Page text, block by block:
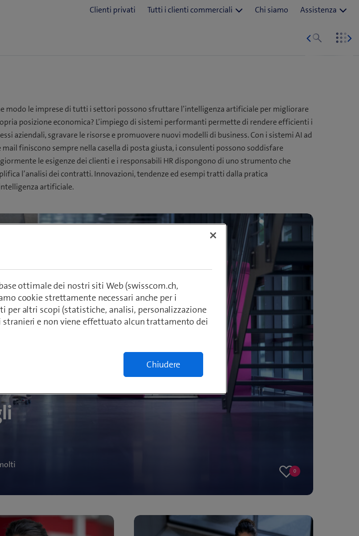
modo le imprese di tutti i settori possono sfruttare l’intelligenza artificiale per migliorare
posizione economica? L’impiego di sistemi performanti permette di rendere efficienti i
aziendali, sgravare le risorse e promuovere nuovi modelli di business. Con i sistemi AI ad
mail finiscono sempre nella casella di posta giusta, i consulenti possono soddisfare
le esigenze dei clienti e i responsabili HR dispongono di uno strumento che
l’analisi dei contratti. Innovazioni, tendenze ed esempi tratti dalla pratica
artificiale.
0
0
ottimale dei nostri siti Web (swisscom.ch,
cookie strettamente necessari anche per i
altri scopi (statistiche, analisi, personalizzazione
e non viene effettuato alcun trattamento dei
Chiudere